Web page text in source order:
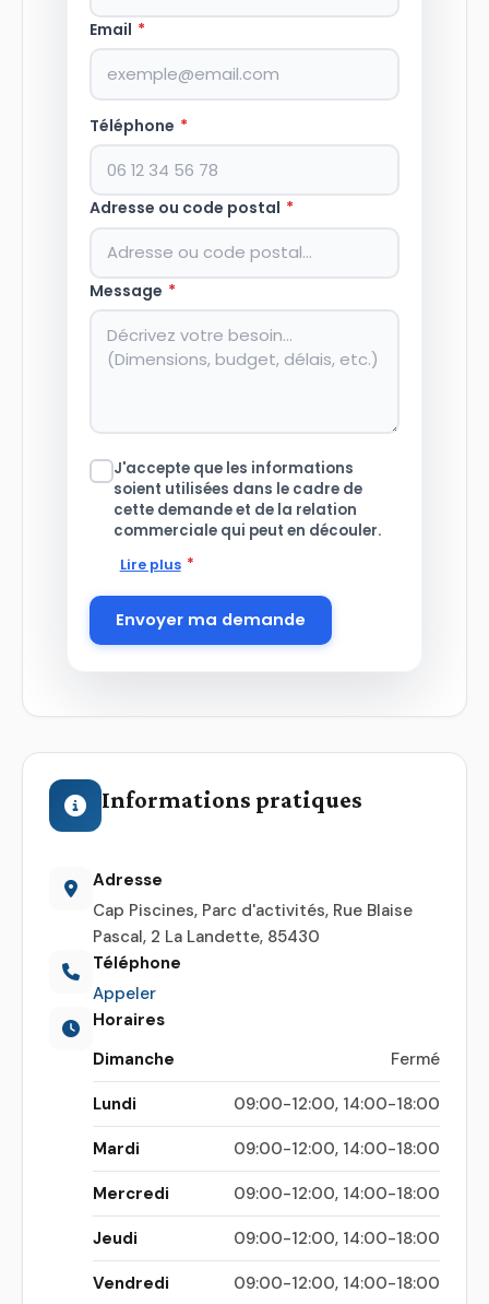
Email *
Téléphone *
Adresse ou code postal *
Message *
J'accepte que les informations
soient utilisées dans le cadre de
cette demande et de la relation
commerciale qui peut en découler.
Lire plus *
Envoyer ma demande
Informations pratiques
Adresse
Cap Piscines, Parc d'activités, Rue Blaise
Pascal, 2 La Landette, 85430
Téléphone
Appeler
Horaires
Dimanche
Fermé
Lundi 09:00-12:00, 14:00-18:00
Mardi 09:00-12:00, 14:00-18:00
Mercredi 09:00-12:00, 14:00-18:00
Jeudi 09:00-12:00, 14:00-18:00
Vendredi 09:00-12:00, 14:00-18:00